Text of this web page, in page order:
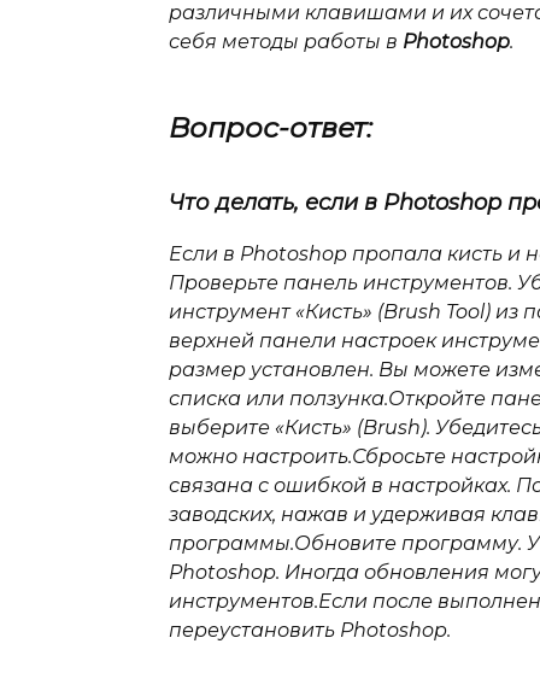
различными клавишами и их
себя методы работы в Photoshop.
Вопрос-ответ:
Что делать, если в Photoshop
Если в Photoshop пропала кисть и
Проверьте панель инструментов.
инструмент «Кисть» (Brush Tool) из
верхней панели настроек
размер установлен. Вы можете
списка или ползунка.Откройте
выберите «Кисть» (Brush).
можно настроить.Сбросьте
связана с ошибкой в настройках.
заводских, нажав и удерживая
программы.Обновите программу.
Photoshop. Иногда обновления
инструментов.Если после
переустановить Photoshop.